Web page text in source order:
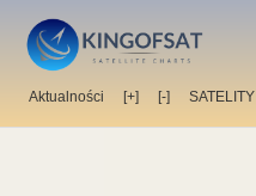
Aktualności [+] [-] SATELITY